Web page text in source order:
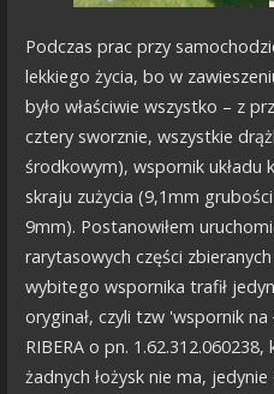
Podczas prac przy
lekkiego życia, bo w
było właściwie wszystko – z
cztery sworznie, wszystkie
środkowym), wspornik układu
skraju zużycia (9,1mm
9mm). Postanowiłem
rarytasowych części
wybitego wspornika trafił
oryginał, czyli tzw 'wspornik na
RIBERA o pn.
żadnych łożysk nie ma,